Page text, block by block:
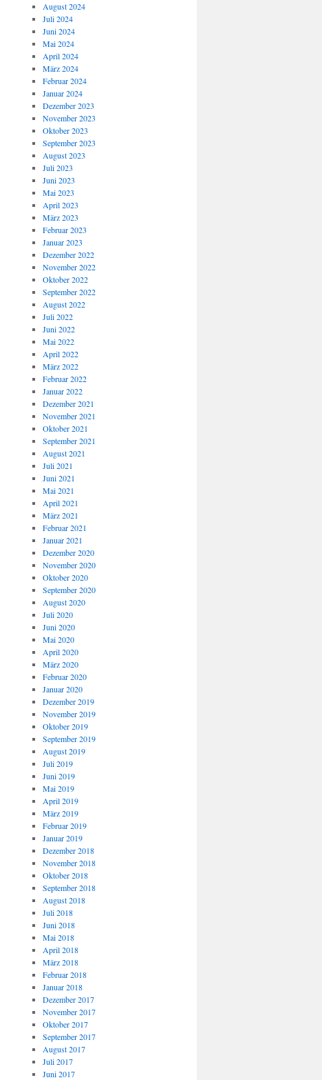
August 2024
Juli 2024
Juni 2024
Mai 2024
April 2024
März 2024
Februar 2024
Januar 2024
Dezember 2023
November 2023
Oktober 2023
September 2023
August 2023
Juli 2023
Juni 2023
Mai 2023
April 2023
März 2023
Februar 2023
Januar 2023
Dezember 2022
November 2022
Oktober 2022
September 2022
August 2022
Juli 2022
Juni 2022
Mai 2022
April 2022
März 2022
Februar 2022
Januar 2022
Dezember 2021
November 2021
Oktober 2021
September 2021
August 2021
Juli 2021
Juni 2021
Mai 2021
April 2021
März 2021
Februar 2021
Januar 2021
Dezember 2020
November 2020
Oktober 2020
September 2020
August 2020
Juli 2020
Juni 2020
Mai 2020
April 2020
März 2020
Februar 2020
Januar 2020
Dezember 2019
November 2019
Oktober 2019
September 2019
August 2019
Juli 2019
Juni 2019
Mai 2019
April 2019
März 2019
Februar 2019
Januar 2019
Dezember 2018
November 2018
Oktober 2018
September 2018
August 2018
Juli 2018
Juni 2018
Mai 2018
April 2018
März 2018
Februar 2018
Januar 2018
Dezember 2017
November 2017
Oktober 2017
September 2017
August 2017
Juli 2017
Juni 2017